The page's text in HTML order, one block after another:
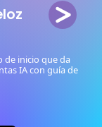
de inicio que da
IA con guía de